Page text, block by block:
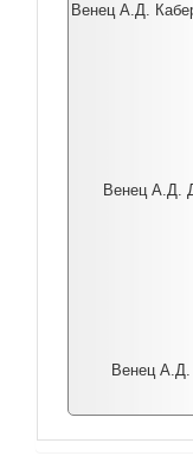
Венец А.Д.
Венец А.Д.
Венец А.Д.